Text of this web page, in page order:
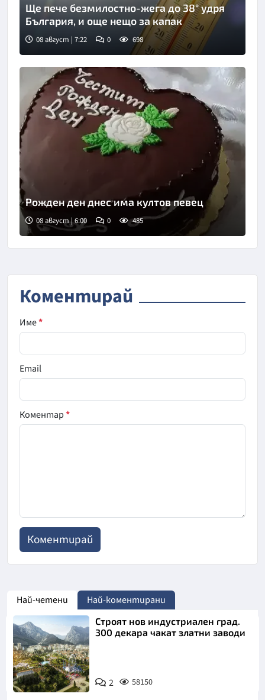
Ще пече безмилостно-жега до 38° удря
България, и още нещо за капак
08 август | 7:22 0 698
Рожден ден днес има култов певец
08 август | 6:00 0 485
Коментирай
Име*
Email
Коментар*
Най-четени Най-коментирани
Строят нов индустриален град.
300 декара чакат златни заводи
2 58150